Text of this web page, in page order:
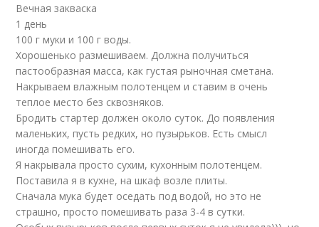
Вечная закваска
1 день
100 г муки и 100 г воды.
Хорошенько размешиваем. Должна получиться
пастообразная масса, как густая рыночная сметана.
Накрываем влажным полотенцем и ставим в очень
теплое место без сквозняков.
Бродить стартер должен около суток. До появления
маленьких, пусть редких, но пузырьков. Есть смысл
иногда помешивать его.
Я накрывала просто сухим, кухонным полотенцем.
Поставила я в кухне, на шкаф возле плиты.
Сначала мука будет оседать под водой, но это не
страшно, просто помешивать раза 3-4 в сутки.